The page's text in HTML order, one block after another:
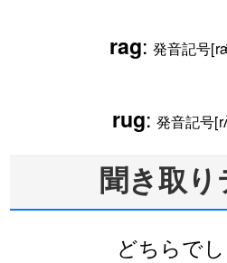
rag: 発音記号
rug: 発音記号
聞き取り
どちらで